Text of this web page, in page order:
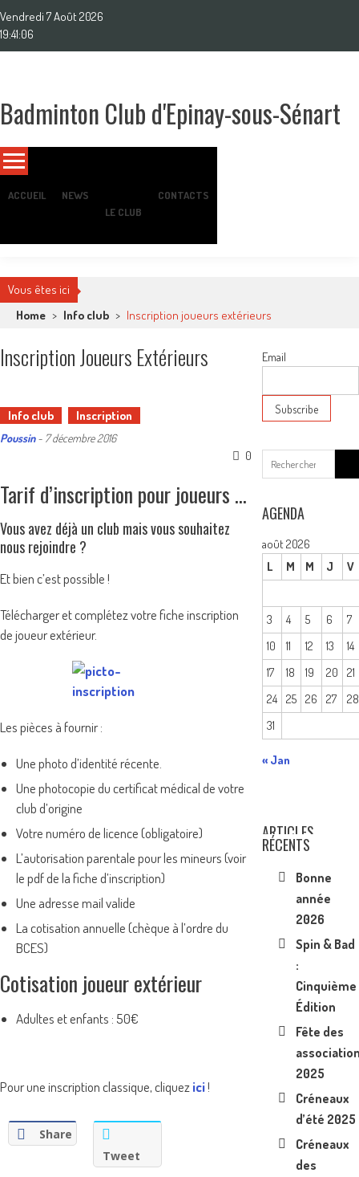
to
content
Vendredi 7 Août 2026
19:41:08
Badminton Club d'Epinay-sous-Sénart
ACCUEIL
NEWS
LE CLUB
CONTACTS
Vous êtes ici
Home > Info club > Inscription joueurs extérieurs
Inscription Joueurs Extérieurs
Info club Inscription
Poussin - 7 décembre 2016
0
Tarif d’inscription pour joueurs extérieurs au BCES
Vous avez déjà un club mais vous souhaitez
nous rejoindre ?
Et bien c’est possible !
Télécharger et complétez votre fiche inscription
de joueur extérieur.
Les pièces à fournir :
Une photo d’identité récente.
Une photocopie du certificat médical de votre
club d’origine
Votre numéro de licence (obligatoire)
L’autorisation parentale pour les mineurs (voir
le pdf de la fiche d’inscription)
Une adresse mail valide
La cotisation annuelle (chèque à l’ordre du
BCES)
Cotisation joueur extérieur
Adultes et enfants : 50€
Pour une inscription classique, cliquez ici!
Share
Tweet
Email
for:
AGENDA
août 2026
L
M M J V
3 4 5 6
7
10
11 12 13
14
17
18 19 20
21
24 25 26 27
28
31
« Jan
ARTICLES
RÉCENTS
Bonne
année
2026
Spin & Bad
:
Cinquième
Édition
Fête des
2025
Créneaux
d’été 2025
Créneaux
des